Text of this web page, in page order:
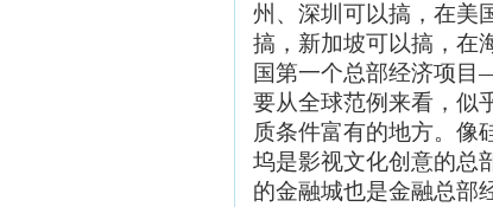
州、深圳可以搞，在美
搞，新加坡可以搞，在
国第一个总部经济项
要从全球范例来看，似
质条件富有的地方。像
坞是影视文化创意的总
的金融城也是金融总部